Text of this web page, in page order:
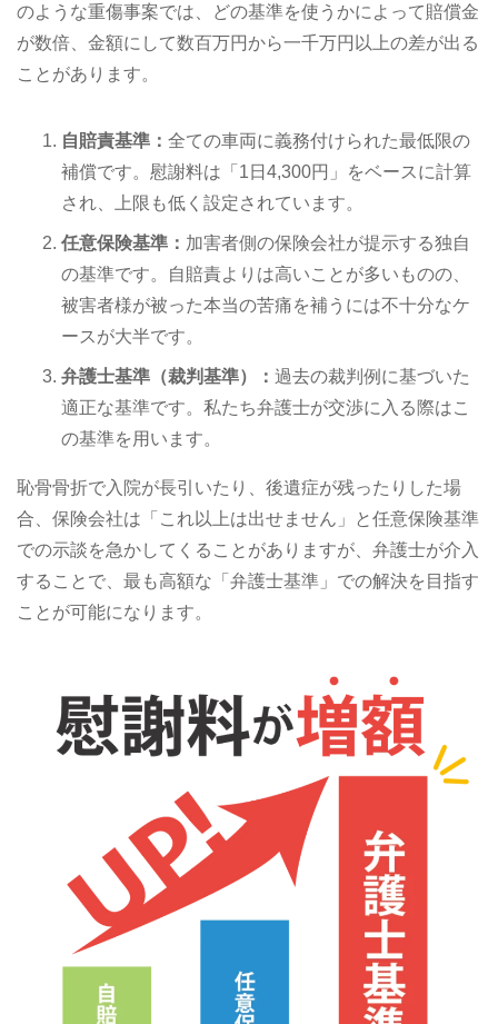
のような重傷事案では、どの基準を使うかによって賠償金
が数倍、金額にして数百万円から一千万円以上の差が出る
ことがあります。
自賠責基準： 全ての車両に義務付けられた最低限の
補償です。慰謝料は「1日4,300円」をベースに計算
され、上限も低く設定されています。
任意保険基準： 加害者側の保険会社が提示する独自
の基準です。自賠責よりは高いことが多いものの、
被害者様が被った本当の苦痛を補うには不十分なケ
ースが大半です。
弁護士基準（裁判基準）： 過去の裁判例に基づいた
適正な基準です。私たち弁護士が交渉に入る際はこ
の基準を用います。
恥骨骨折で入院が長引いたり、後遺症が残ったりした場
合、保険会社は「これ以上は出せません」と任意保険基準
での示談を急かしてくることがありますが、弁護士が介入
することで、最も高額な「弁護士基準」での解決を目指す
ことが可能になります。